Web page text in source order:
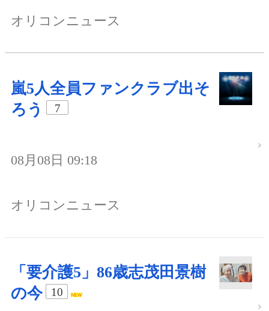
オリコンニュース
嵐5人全員ファンクラブ出そ
ろう
7
08月08日 09:18
オリコンニュース
「要介護5」86歳志茂田景樹
の今
10